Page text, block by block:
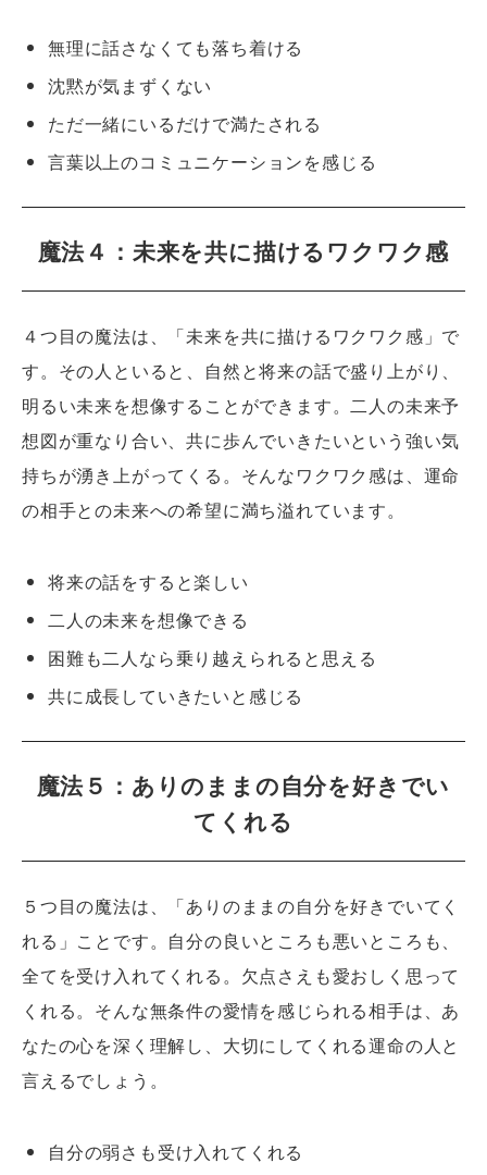
無理に話さなくても落ち着ける
沈黙が気まずくない
ただ一緒にいるだけで満たされる
言葉以上のコミュニケーションを感じる
魔法４：未来を共に描けるワクワク感
４つ目の魔法は、「未来を共に描けるワクワク感」で
す。その人といると、自然と将来の話で盛り上がり、
明るい未来を想像することができます。二人の未来予
想図が重なり合い、共に歩んでいきたいという強い気
持ちが湧き上がってくる。そんなワクワク感は、運命
の相手との未来への希望に満ち溢れています。
将来の話をすると楽しい
二人の未来を想像できる
困難も二人なら乗り越えられると思える
共に成長していきたいと感じる
魔法５：ありのままの自分を好きでい
てくれる
５つ目の魔法は、「ありのままの自分を好きでいてく
れる」ことです。自分の良いところも悪いところも、
全てを受け入れてくれる。欠点さえも愛おしく思って
くれる。そんな無条件の愛情を感じられる相手は、あ
なたの心を深く理解し、大切にしてくれる運命の人と
言えるでしょう。
自分の弱さも受け入れてくれる